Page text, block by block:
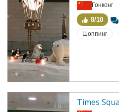
Гонконг
8/10
Шоппинг
Times